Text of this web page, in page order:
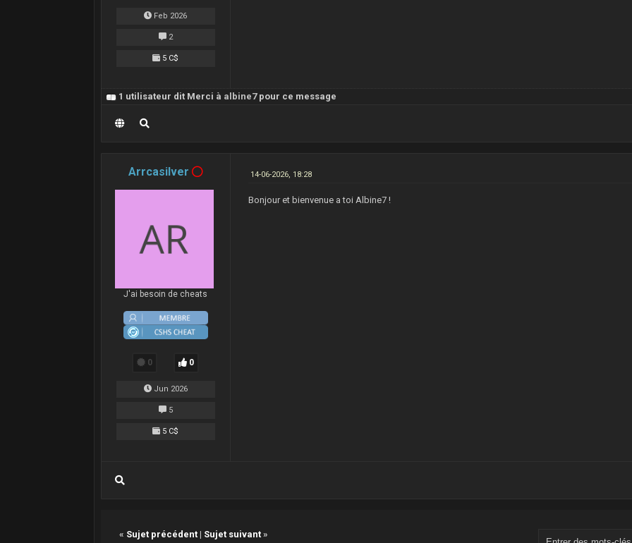
Feb 2026
2
5 C$
1 utilisateur dit Merci à albine7pour ce message
Arrcasilver
J'ai besoin de cheats
0 0
Jun 2026
5
5 C$
14-06-2026, 18:28
Bonjour et bienvenue a toi Albine7 !
« Sujet précédent| Sujet suivant»